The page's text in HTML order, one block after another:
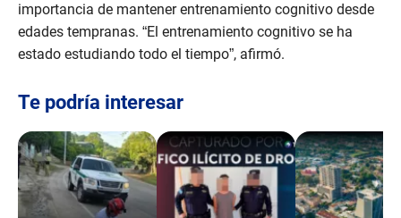
importancia de mantener entrenamiento cognitivo desde
edades tempranas. “El entrenamiento cognitivo se ha
estado estudiando todo el tiempo”, afirmó.
Te podría interesar